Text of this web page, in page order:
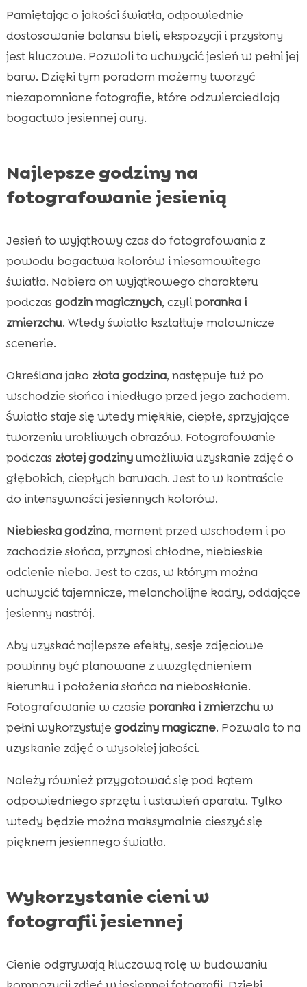
Pamiętając o jakości światła, odpowiednie
dostosowanie balansu bieli, ekspozycji i przysłony
jest kluczowe. Pozwoli to uchwycić jesień w pełni jej
barw. Dzięki tym poradom możemy tworzyć
niezapomniane fotografie, które odzwierciedlają
bogactwo jesiennej aury.
Najlepsze godziny na
fotografowanie jesienią
Jesień to wyjątkowy czas do fotografowania z
powodu bogactwa kolorów i niesamowitego
światła. Nabiera on wyjątkowego charakteru
podczasgodzin magicznych, czyliporanka i
zmierzchu. Wtedy światło kształtuje malownicze
scenerie.
Określana jako złota godzina, następuje tuż po
wschodzie słońca i niedługo przed jego zachodem.
Światło staje się wtedy miękkie, ciepłe, sprzyjające
tworzeniu urokliwych obrazów. Fotografowanie
podczas złotej godzinyumożliwia uzyskanie zdjęć o
głębokich, ciepłych barwach. Jest to w kontraście
do intensywności jesiennych kolorów.
Niebieska godzina, moment przed wschodem i po
zachodzie słońca, przynosi chłodne, niebieskie
odcienie nieba. Jest to czas, w którym można
uchwycić tajemnicze, melancholijne kadry, oddające
jesienny nastrój.
Aby uzyskać najlepsze efekty, sesje zdjęciowe
powinny być planowane z uwzględnieniem
kierunku i położenia słońca na nieboskłonie.
Fotografowanie w czasie poranka i zmierzchuw
pełni wykorzystuje godziny magiczne. Pozwala to na
uzyskanie zdjęć o wysokiej jakości.
Należy również przygotować się pod kątem
odpowiedniego sprzętu i ustawień aparatu. Tylko
wtedy będzie można maksymalnie cieszyć się
pięknem jesiennego światła.
Wykorzystanie cieni w
fotografii jesiennej
Cienie odgrywają kluczową rolę w budowaniu